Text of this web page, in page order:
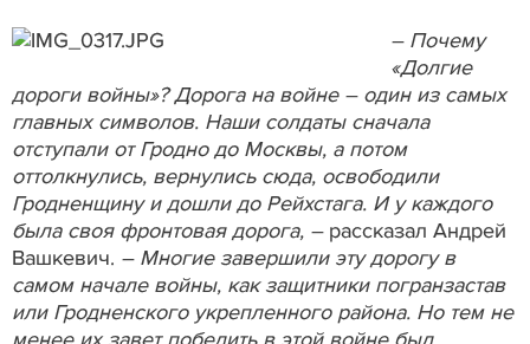
– Почему
«Долгие
дороги войны»? Дорога на войне – один из самых
главных символов. Наши солдаты сначала
отступали от Гродно до Москвы, а потом
оттолкнулись, вернулись сюда, освободили
Гродненщину и дошли до Рейхстага. И у каждого
была своя фронтовая дорога, – рассказал Андрей
Вашкевич. – Многие завершили эту дорогу в
самом начале войны, как защитники погранзастав
или Гродненского укрепленного района. Но тем не